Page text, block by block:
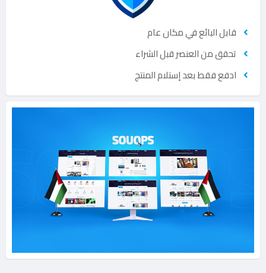
قابل البائع في مكان عام
تحقق من العنصر قبل الشراء
ادفع فقط بعد إستلام المنتج